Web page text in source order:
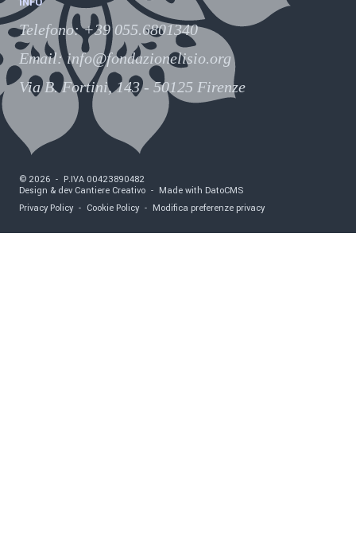
Telefono:+39 055.6801340
Email:info@fondazionelisio.org
Via B. Fortini, 143 - 50125 Firenze
© 2026 - P.IVA 00423890482
Design & dev Cantiere Creativo - Made with DatoCMS
Privacy Policy - Cookie Policy - Modifica preferenze privacy